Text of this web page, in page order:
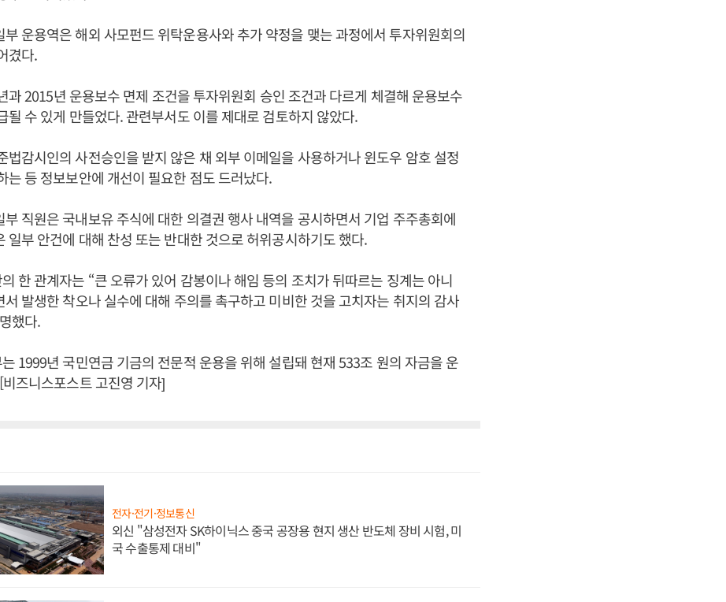
운용역은 해외 사모펀드 위탁운용사와 추가 약정을 맺는 과정에서 투자위원회의
겼다.
과 2015년 운용보수 면제 조건을 투자위원회 승인 조건과 다르게 체결해 운용보수
될 수 있게 만들었다. 관련부서도 이를 제대로 검토하지 않았다.
법감시인의 사전승인을 받지 않은 채 외부 이메일을 사용하거나 윈도우 암호 설정
는 등 정보보안에 개선이 필요한 점도 드러났다.
부 직원은 국내보유 주식에 대한 의결권 행사 내역을 공시하면서 기업 주주총회에
일부 안건에 대해 찬성 또는 반대한 것으로 허위공시하기도 했다.
한 관계자는 “큰 오류가 있어 감봉이나 해임 등의 조치가 뒤따르는 징계는 아니
서 발생한 착오나 실수에 대해 주의를 촉구하고 미비한 것을 고치자는 취지의 감사
했다.
1999년 국민연금 기금의 전문적 운용을 위해 설립돼 현재 533조 원의 자금을 운
즈니스포스트 고진영 기자]
전자·전기·정보통신
외신 "삼성전자 SK하이닉스 중국 공장용 현지 생산 반도체 장비 시험, 미
국 수출통제 대비"